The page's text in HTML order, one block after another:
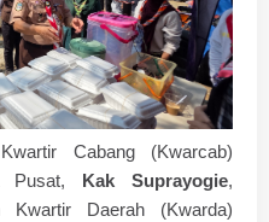
Cabang (Kwarcab)
Pusat, Kak Suprayogie,
Kwartir Daerah (Kwarda)